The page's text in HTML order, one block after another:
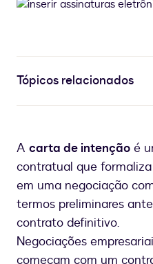
Tópicos relacionados
A carta de intenção é
contratual que
em uma negociação
termos preliminares
contrato definitivo.
Negociações
começam com um